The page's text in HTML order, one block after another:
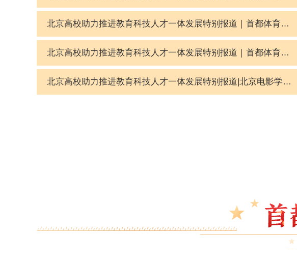
北京高校助力推进教育科技人才一体发展特别报道｜首都体育学院②：以体医工融合科研赋能全民健身国家战略
北京高校助力推进教育科技人才一体发展特别报道｜首都体育学院①：体医工融合，走一条“破界”之路
北京高校助力推进教育科技人才一体发展特别报道|北京电影学院④：图说北京电影学院